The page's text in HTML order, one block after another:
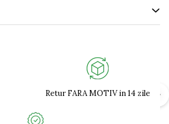
Retur FARA MOTIV in 14 zile